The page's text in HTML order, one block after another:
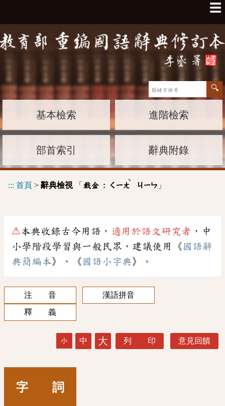
☰
基本檢索 進階檢索
部首索引 辭典附錄
::: 首頁 > 辭典檢視「 戧金 : ㄑㄧㄤ
ˋ
ㄐㄧㄣ 」
⚠本典收錄古今用語， 適用於語文研究者 ，中
小學階段學習與一般民眾，建議使用《 國語辭
典簡編本》、《 國語小字典》。
注 音
漢語拼音
釋 義
小 中 大 列 印 意見回饋
字 詞